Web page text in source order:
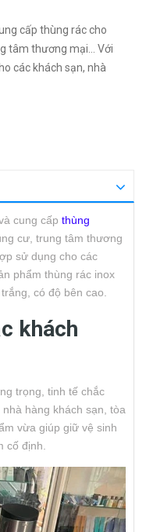
cấp thùng rác cho
tâm thương mại... Với
các khách sạn, nhà
cung cấp thùng
cư, trung tâm thương
sử dụng cho các
phẩm thùng rác inox
có độ bên cao.
khách
trọng, tinh tế chắc
hàng khách sạn, tòa
vừa giúp giữ vệ sinh
cố định.